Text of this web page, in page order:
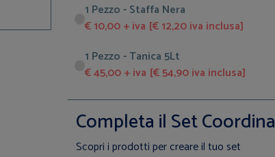
1 Pezzo - Staffa Nera
€ 10,00 + iva [€ 12,20 iva inclusa]
1 Pezzo - Tanica 5Lt
€ 45,00 + iva [€ 54,90 iva inclusa]
Completa il Set
Scopri i prodotti per creare il tuo set